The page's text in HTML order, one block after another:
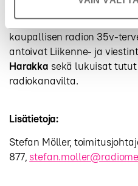
RadioMedia julkisti
kaupallisen radion 35v-
antoivat Liikenne- ja
Harakka sekä lukuisat
radiokanavilta.
Lisätietoja:
Stefan Möller,
877,